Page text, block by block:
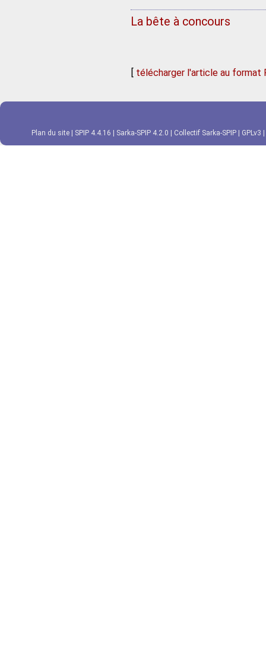
La bête à concours
[ télécharger l'article au format
Plan du site SPIP 4.4.16 Sarka-SPIP 4.2.0 Collectif Sarka-SPIP GPLv3